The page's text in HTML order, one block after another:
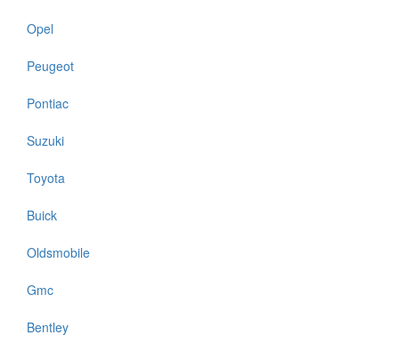
Opel
Peugeot
Pontiac
Suzuki
Toyota
Buick
Oldsmobile
Gmc
Bentley